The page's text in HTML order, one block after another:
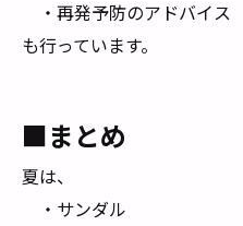
・再発予防のアドバイス
も行っています。
■まとめ
夏は、
・サンダル